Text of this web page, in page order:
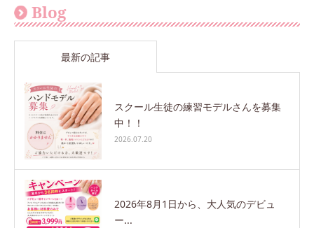
Blog
最新の記事
スクール生徒の練習モデルさんを募集
中！！
2026.07.20
2026年8月1日から、大人気のデビュ
ー...